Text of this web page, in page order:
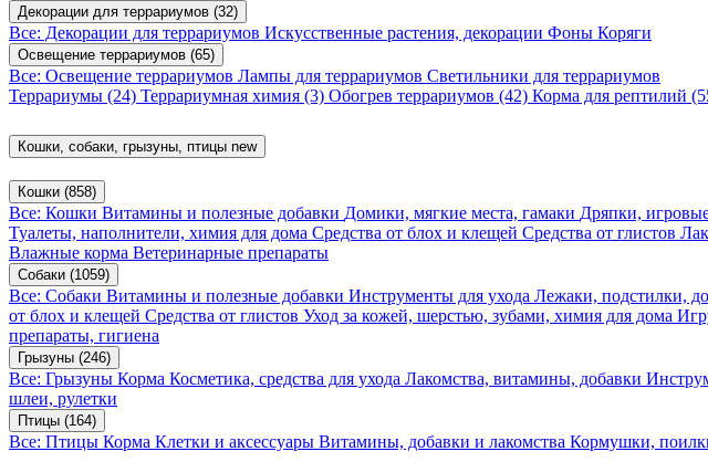
Декорации для террариумов (32)
Все: Декорации для террариумов Искусственные растения, декорации Фоны Коряги
Освещение террариумов (65)
Все: Освещение террариумов Лампы для террариумов Светильники для террариумов
Террариумы (24) Террариумная химия (3) Обогрев террариумов (42) Корма для рептилий
Кошки, собаки, грызуны, птицы new
Кошки (858)
Все: Кошки Витамины и полезные добавки Домики, мягкие места, гамаки Дряпки,
Туалеты, наполнители, химия для дома Средства от блох и клещей Средства от глистов
Влажные корма Ветеринарные препараты
Собаки (1059)
Все: Собаки Витамины и полезные добавки Инструменты для ухода Лежаки, подстилки,
от блох и клещей Средства от глистов Уход за кожей, шерстью, зубами, химия для дома
препараты, гигиена
Грызуны (246)
Все: Грызуны Корма Косметика, средства для ухода Лакомства, витамины, добавки
шлеи, рулетки
Птицы (164)
Все: Птицы Корма Клетки и аксессуары Витамины, добавки и лакомства Кормушки,